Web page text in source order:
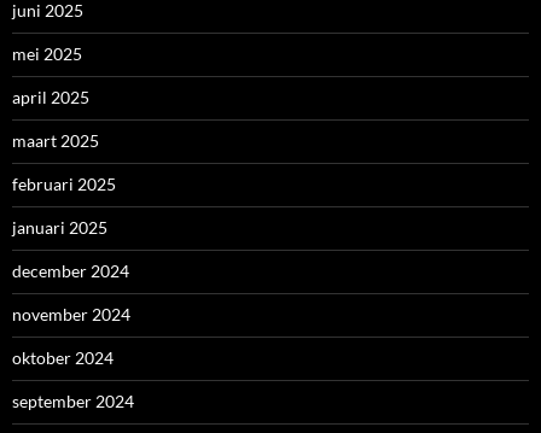
juni 2025
mei 2025
april 2025
maart 2025
februari 2025
januari 2025
december 2024
november 2024
oktober 2024
september 2024